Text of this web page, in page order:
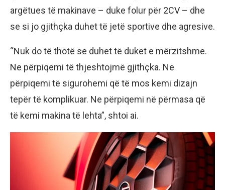
argëtues të makinave – duke folur për 2CV – dhe
se si jo gjithçka duhet të jetë sportive dhe agresive.
“Nuk do të thotë se duhet të duket e mërzitshme.
Ne përpiqemi të thjeshtojmë gjithçka. Ne
përpiqemi të sigurohemi që të mos kemi dizajn
tepër të komplikuar. Ne përpiqemi në përmasa që
të kemi makina të lehta”, shtoi ai.